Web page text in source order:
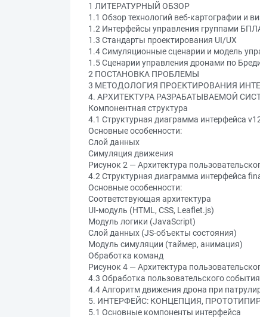
1 ЛИТЕРАТУРНЫЙ ОБЗОР
1.1 Обзор технологий веб-картографии и
1.2 Интерфейсы управления группами
1.3 Стандарты проектирования UI/UX
1.4 Симуляционные сценарии и модель
1.5 Сценарии управления дронами по
2 ПОСТАНОВКА ПРОБЛЕМЫ
3 МЕТОДОЛОГИЯ ПРОЕКТИРОВАНИЯ
4. АРХИТЕКТУРА РАЗРАБАТЫВАЕМОЙ
Компонентная структура
4.1 Структурная диаграмма интерфейса
Основные особенности:
Слой данных
Симуляция движения
Рисунок 2 — Архитектура
4.2 Структурная диаграмма интерфейса
Основные особенности:
Соответствующая архитектура
UI-модуль (HTML, CSS, Leaflet.js)
Модуль логики (JavaScript)
Слой данных (JS-объекты состояния)
Модуль симуляции (таймер, анимация)
Обработка команд
Рисунок 4 — Архитектура
4.3 Обработка пользовательского
4.4 Алгоритм движения дрона при
5. ИНТЕРФЕЙС: КОНЦЕПЦИЯ,
5.1 Основные компоненты интерфейса